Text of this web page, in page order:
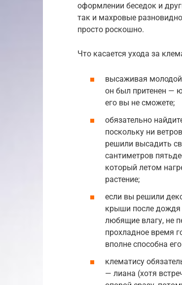
оформлении беседок и
так и махровые
просто роскошно.
Что касается ухода за
высаживая молодой
он был притенен —
его вы не сможете;
обязательно
поскольку ни
решили высадить
сантиметров
который летом
растение;
если вы решили
крыши после дождя
любящие влагу, не
прохладное время
вполне способна
клематису
— лиана (хотя